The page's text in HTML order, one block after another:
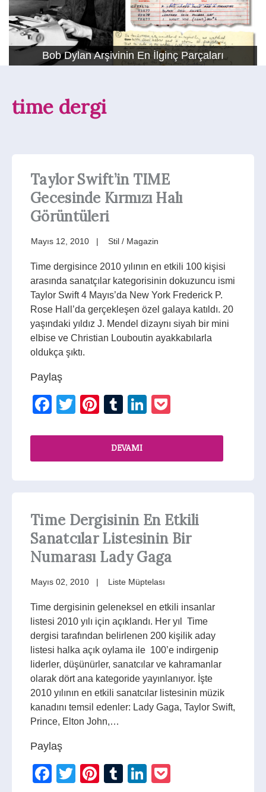
Bob Dylan Arşivinin En İlginç Parçaları
time dergi
Taylor Swift’in TIME
Gecesinde Kırmızı Halı
Görüntüleri
Mayıs 12, 2010 Stil / Magazin
Time dergisince 2010 yılının en etkili 100 kişisi
arasında sanatçılar kategorisinin dokuzuncu ismi
Taylor Swift 4 Mayıs’da New York Frederick P.
Rose Hall’da gerçekleşen özel galaya katıldı. 20
yaşındaki yıldız J. Mendel dizaynı siyah bir mini
elbise ve Christian Louboutin ayakkabılarla
oldukça şıktı.
Paylaş
Facebook
TwitterPinterest
TumblrLinkedIn
DEVAMI
Time Dergisinin En Etkili
Sanatcılar Listesinin Bir
Numarası Lady Gaga
Mayıs 02, 2010 Liste Müptelası
Time dergisinin geleneksel en etkili insanlar
listesi 2010 yılı için açıklandı. Her yıl Time
dergisi tarafından belirlenen 200 kişilik aday
listesi halka açık oylama ile 100’e indirgenip
liderler, düşünürler, sanatcılar ve kahramanlar
olarak dört ana kategoride yayınlanıyor. İşte
2010 yılının en etkili sanatcılar listesinin müzik
kanadını temsil edenler: Lady Gaga, Taylor Swift,
Prince, Elton John,…
Paylaş
Facebook
TwitterPinterest
TumblrLinkedIn